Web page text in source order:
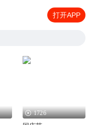
打开APP
1726